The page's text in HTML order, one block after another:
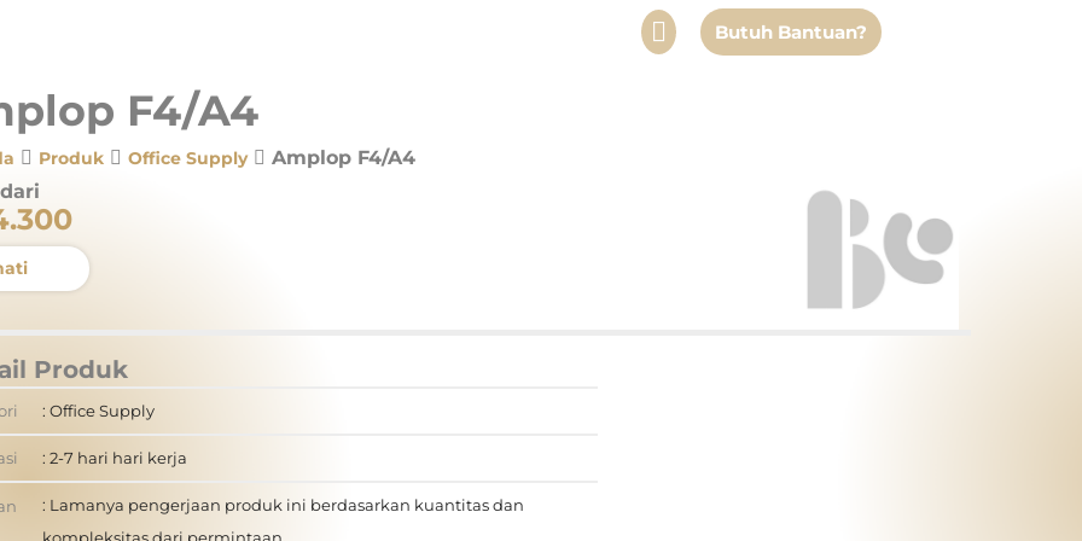
Butuh Bantuan?
F4/A4
Produk Office Supply
Amplop F4/A4
Produk
: Office Supply
: 2-7 hari hari kerja
: Lamanya pengerjaan produk ini berdasarkan kuantitas dan